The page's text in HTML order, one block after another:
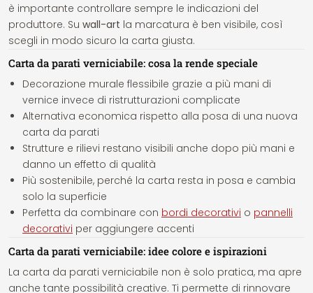
è importante controllare sempre le indicazioni del
produttore. Su wall-art la marcatura è ben visibile, così
scegli in modo sicuro la carta giusta.
Carta da parati verniciabile: cosa la rende speciale
Decorazione murale flessibile grazie a più mani di
vernice invece di ristrutturazioni complicate
Alternativa economica rispetto alla posa di una nuova
carta da parati
Strutture e rilievi restano visibili anche dopo più mani e
danno un effetto di qualità
Più sostenibile, perché la carta resta in posa e cambia
solo la superficie
Perfetta da combinare con bordi decorativi o pannelli
decorativi per aggiungere accenti
Carta da parati verniciabile: idee colore e ispirazioni
La carta da parati verniciabile non è solo pratica, ma apre
anche tante possibilità creative. Ti permette di rinnovare